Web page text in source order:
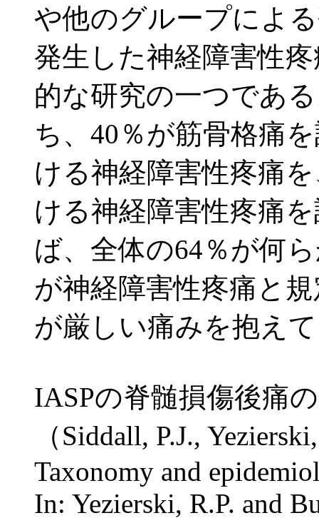
や他のグループによ
発生した神経障害性
的な研究の一つであ
ち、40％が筋骨格痛
ける神経障害性疼痛
ける神経障害性疼痛
ば、全体の64％が何
が神経障害性疼痛と
が厳しい痛みを抱え
IASPの脊髄損傷後痛
（Siddall, P.J.,
Taxonomy and
In: Yezierski, R.P. and